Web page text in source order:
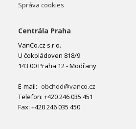
Správa cookies
Centrála Praha
VanCo.cz s.r.o.
U čokoládoven 818/9
143 00 Praha 12 - Modřany
E-mail: obchod@vanco.cz
Telefon: +420 246 035 451
Fax: +420 246 035 450